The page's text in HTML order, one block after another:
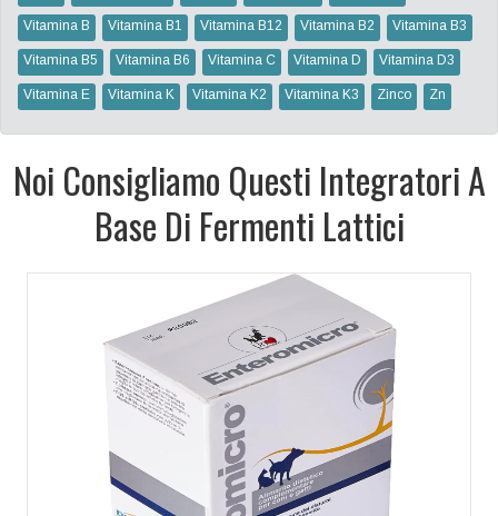
Vitamina B Vitamina B1 Vitamina B12 Vitamina B2 Vitamina B3
Vitamina B5 Vitamina B6 Vitamina C Vitamina D Vitamina D3
Vitamina E Vitamina K Vitamina K2 Vitamina K3 Zinco Zn
Noi Consigliamo Questi Integratori A
Base Di Fermenti Lattici